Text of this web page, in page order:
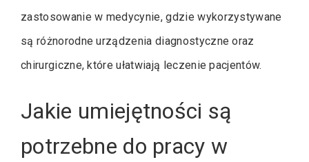
zastosowanie w medycynie, gdzie wykorzystywane
są różnorodne urządzenia diagnostyczne oraz
chirurgiczne, które ułatwiają leczenie pacjentów.
Jakie umiejętności są
potrzebne do pracy w